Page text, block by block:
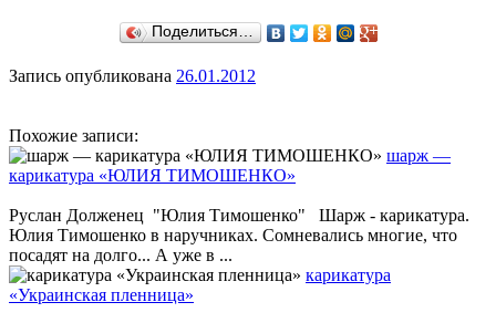
Поделиться…
Запись опубликована 26.01.2012
Похожие записи:
шарж —
карикатура «ЮЛИЯ ТИМОШЕНКО»
Руслан Долженец "Юлия Тимошенко" Шарж - карикатура.
Юлия Тимошенко в наручниках. Сомневались многие, что
посадят на долго... А уже в ...
карикатура
«Украинская пленница»